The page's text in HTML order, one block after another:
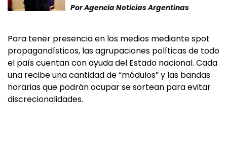
PorAgencia Noticias Argentinas
Para tener presencia en los medios mediante spot
propagandísticos, las agrupaciones políticas de todo
el país cuentan con ayuda del Estado nacional. Cada
una recibe una cantidad de “módulos” y las bandas
horarias que podrán ocupar se sortean para evitar
discrecionalidades.